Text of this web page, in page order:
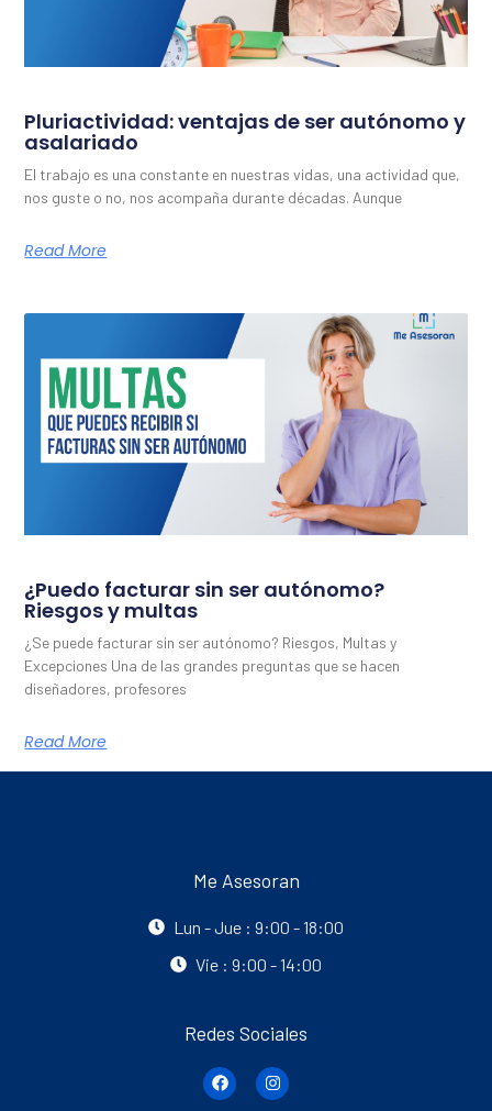
Pluriactividad: ventajas de ser autónomo y
asalariado
El trabajo es una constante en nuestras vidas, una actividad que,
nos guste o no, nos acompaña durante décadas. Aunque
Read More
¿Puedo facturar sin ser autónomo?
Riesgos y multas
¿Se puede facturar sin ser autónomo? Riesgos, Multas y
Excepciones Una de las grandes preguntas que se hacen
diseñadores, profesores
Read More
Me Asesoran
Lun - Jue : 9:00 - 18:00
Vie : 9:00 - 14:00
Redes Sociales